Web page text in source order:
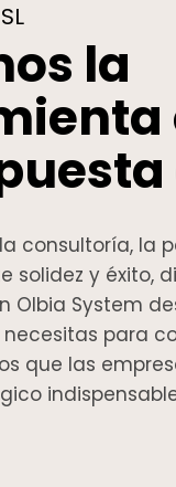
la
consultoría, la
solidez y éxito,
Olbia System
para
que las